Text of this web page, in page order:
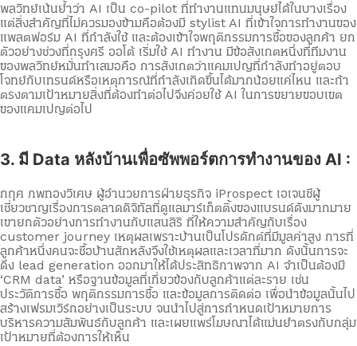
พลวิทย์เน้นย้ำว่า AI เป็น co-pilot ที่ทำงานแทนมนุษย์ได้ในบางเรื่อง
แต่สิ่งสำคัญที่ไม่ควรมองข้ามคือต้องมี stylist AI ที่เข้าใจการทำงานของ
แพลตฟอร์ม AI ที่กำลังใช้ และต้องเข้าใจพฤติกรรมการซื้อของลูกค้า ยก
ตัวอย่างช่วงที่กรุงศรี ออโต้ เริ่มใช้ AI ทำงาน มีข้อสังเกตหนึ่งที่ทีมงาน
ของพลวิทย์หมั่นทำเสมอคือ การสังเกตว่าแคมเปญที่กำลังทำอยู่ตอบ
โจทย์กับเทรนด์หรือเหตุการณ์ที่กำลังเกิดขึ้นได้มากน้อยแค่ไหน และถ้า
ตรงตามเป้าหมายสิ่งที่ต้องทำต่อไปจึงค่อยใช้ AI ในการขยายขอบเขต
ของแคมเปญต่อไป
3. มี Data หลังบ้านเพื่อซัพพอร์ตการทำงานของ AI :
กฤศ ภพทองวิเศษ ผู้อำนวยการฝ่ายธุรกิจ iProspect เอเจนซีผู้
เชี่ยวชาญเรื่องการตลาดดิจิทัลที่ดูแลมาร์เก็ตติ้งของแบรนด์ดังมากมาย
เขายกตัวอย่างการทำงานกับแสนสิริ ที่ให้ความสำคัญกับเรื่อง
customer journey เหตุผลเพราะบ้านเป็นโปรดักต์ที่มีมูลค่าสูง การที่
ลูกค้าหนึ่งคนจะซื้อบ้านสักหลังจึงใช้เหตุผลและเวลาที่มาก ดังนั้นการจะ
ดึง lead generation ออกมาให้ได้ประสิทธิภาพจาก AI จำเป็นต้องมี
‘CRM data’ หรือฐานข้อมูลที่เกี่ยวข้องกับลูกค้าแต่ละราย เช่น
ประวัติการซื้อ พฤติกรรมการซื้อ และข้อมูลการติดต่อ เพื่อนำข้อมูลนั้นไป
สร้างเฟรมเวิร์กอย่างเป็นระบบ จนนำไปสู่การกำหนดเป้าหมายการ
บริหารความสัมพันธ์กับลูกค้า และเผยแพร่โฆษณาได้แม่นยำตรงกับกลุ่ม
เป้าหมายที่ต้องการให้เห็น